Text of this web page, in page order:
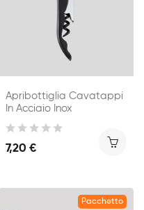
Apribottiglia Cavatappi
In Acciaio Inox
7,20 €
Pacchetto